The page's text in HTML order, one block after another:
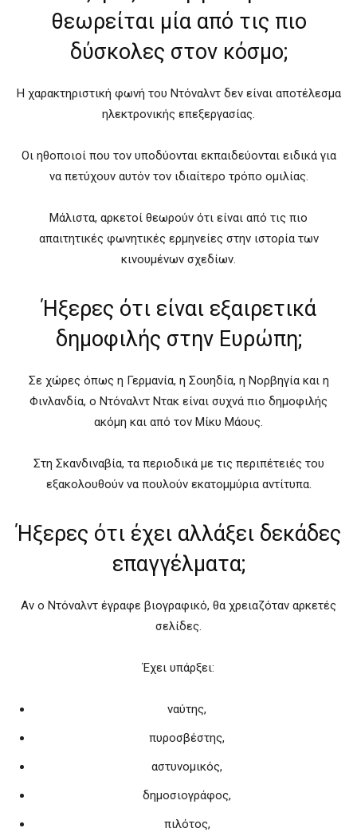
θεωρείται μία από τις πιο
δύσκολες στον κόσμο;
Η χαρακτηριστική φωνή του Ντόναλντ δεν είναι αποτέλεσμα
ηλεκτρονικής επεξεργασίας.
Οι ηθοποιοί που τον υποδύονται εκπαιδεύονται ειδικά για
να πετύχουν αυτόν τον ιδιαίτερο τρόπο ομιλίας.
Μάλιστα, αρκετοί θεωρούν ότι είναι από τις πιο
απαιτητικές φωνητικές ερμηνείες στην ιστορία των
κινουμένων σχεδίων.
Ήξερες ότι είναι εξαιρετικά
δημοφιλής στην Ευρώπη;
Σε χώρες όπως η Γερμανία, η Σουηδία, η Νορβηγία και η
Φινλανδία, ο Ντόναλντ Ντακ είναι συχνά πιο δημοφιλής
ακόμη και από τον Μίκυ Μάους.
Στη Σκανδιναβία, τα περιοδικά με τις περιπέτειές του
εξακολουθούν να πουλούν εκατομμύρια αντίτυπα.
Ήξερες ότι έχει αλλάξει δεκάδες
επαγγέλματα;
Αν ο Ντόναλντ έγραφε βιογραφικό, θα χρειαζόταν αρκετές
σελίδες.
Έχει υπάρξει:
ναύτης,
πυροσβέστης,
αστυνομικός,
δημοσιογράφος,
πιλότος,